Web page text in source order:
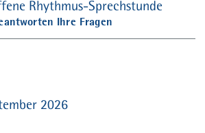
Rhythmus-Sprechstunde
Ihre Fragen
2026